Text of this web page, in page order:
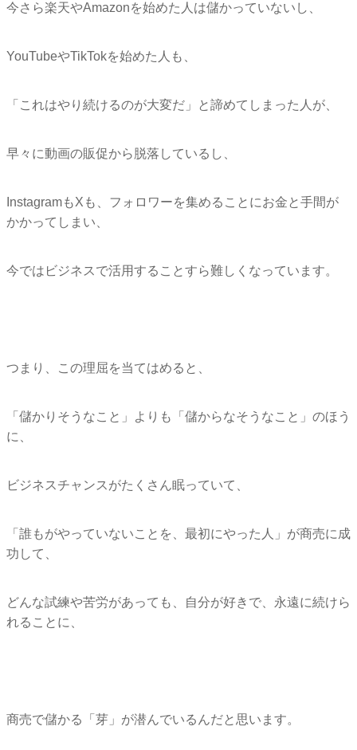
今さら楽天やAmazonを始めた人は儲かっていないし、
YouTubeやTikTokを始めた人も、
「これはやり続けるのが大変だ」と諦めてしまった人が、
早々に動画の販促から脱落しているし、
InstagramもXも、 フォロワーを集めることにお金と手間が
かかってしまい、
今ではビジネスで活用することすら難しくなっています。
つまり、この理屈を当てはめると、
「儲かりそうなこと」よりも「儲からなそうなこと」のほう
に、
ビジネスチャンスがたくさん眠っていて、
「誰もがやっていないことを、最初にやった人」 が商売に成
功して、
どんな試練や苦労があっても、自分が好きで、 永遠に続けら
れることに、
商売で儲かる「芽」が潜んでいるんだと思います。